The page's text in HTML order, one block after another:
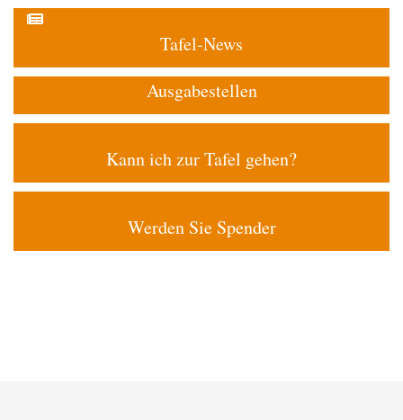
Tafel-News
Ausgabestellen
Kann ich zur Tafel gehen?
Werden Sie Spender